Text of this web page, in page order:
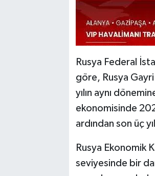
Rusya Federal
göre, Rusya Gayri
yılın aynı
ekonomisinde
ardından son üç
Rusya Ekonomik
seviyesinde bir